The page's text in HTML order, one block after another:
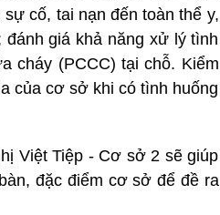
cố, tai nạn đến toàn thể y,
đánh giá khả năng xử lý tình
cháy (PCCC) tại chỗ. Kiểm
của cơ sở khi có tình huống
Việt Tiệp - Cơ sở 2 sẽ giúp
đặc điểm cơ sở để đề ra